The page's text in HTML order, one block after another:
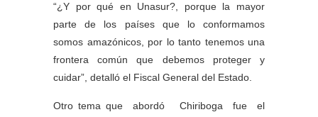
“¿Y por qué en Unasur?, porque la mayor
parte de los países que lo conformamos
somos amazónicos, por lo tanto tenemos una
frontera común que debemos proteger y
cuidar”, detalló el Fiscal General del Estado.
Otro tema que abordó Chiriboga fue el